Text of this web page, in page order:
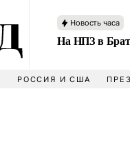
Новость часа
На НПЗ в
РОССИЯ И США